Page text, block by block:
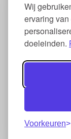
Wij
ervaring
doeleinden.
Voorkeuren